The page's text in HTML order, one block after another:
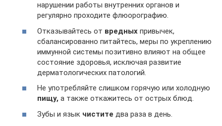
нарушении работы внутренних органов и
регулярно проходите флюорографию.
Отказывайтесь от вредных привычек,
сбалансированно питайтесь, меры по укреплению
иммунной системы позитивно влияют на общее
состояние здоровья, исключая развитие
дерматологических патологий.
Не употребляйте слишком горячую или холодную
пищу, а также откажитесь от острых блюд.
Зубы и язык чистите два раза в день.